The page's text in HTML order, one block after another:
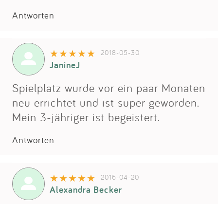
Antworten
2018-05-30
JanineJ
Spielplatz wurde vor ein paar Monaten
neu errichtet und ist super geworden.
Mein 3-jähriger ist begeistert.
Antworten
2016-04-20
Alexandra Becker